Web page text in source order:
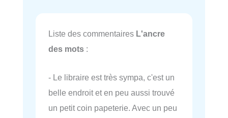
Liste des commentaires L'ancre
des mots :
- Le libraire est très sympa, c'est un
belle endroit et en peu aussi trouvé
un petit coin papeterie. Avec un peu